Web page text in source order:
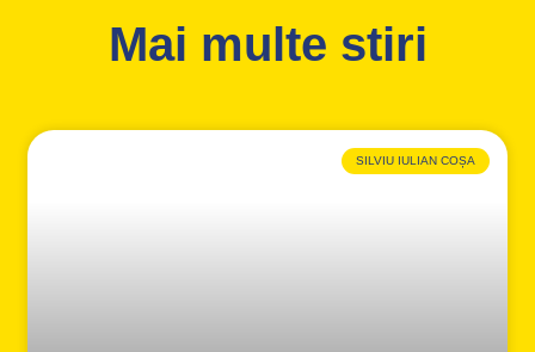
Mai multe stiri
SILVIU IULIAN COȘA